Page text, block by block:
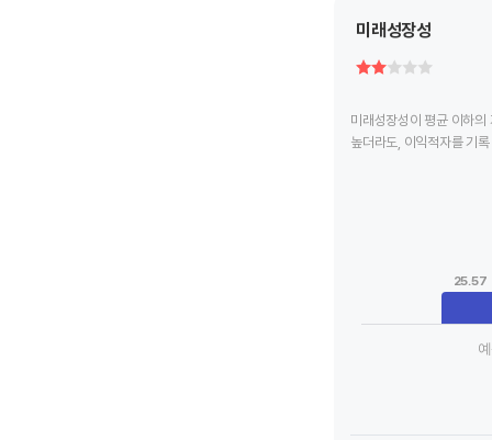
미래성장성
미래성장성이 평균 이하의
높더라도, 이익적자를 기
25.57